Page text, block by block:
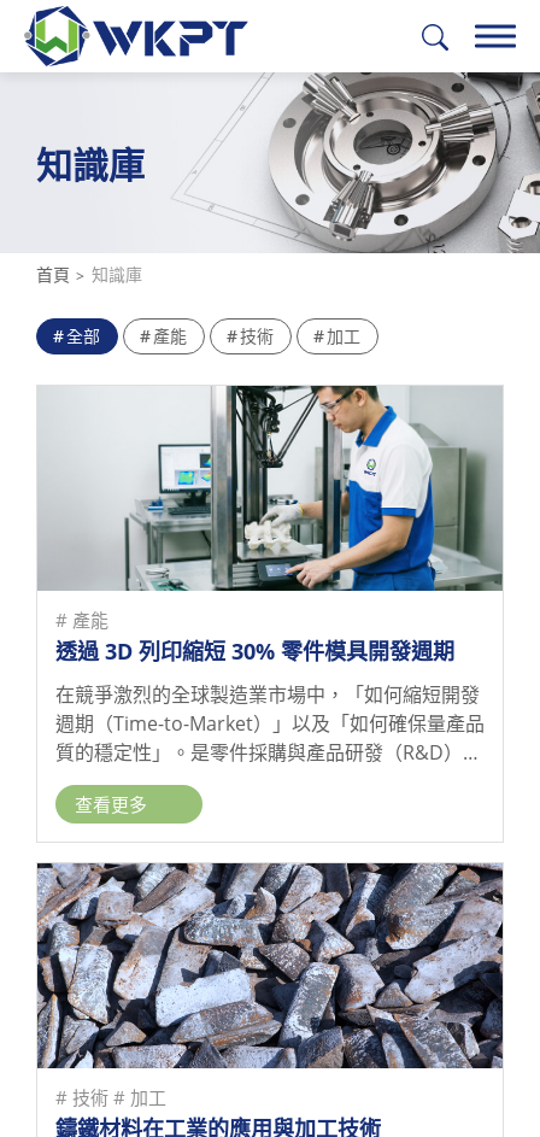
知識庫
首頁 知識庫
全部 產能 技術 加工
# 產能
透過 3D 列印縮短 30% 零件模具開發週期
在競爭激烈的全球製造業市場中，「如何縮短開發
週期（Time-to-Market）」以及「如何確保量產品
質的穩定性」。是零件採購與產品研發（R&D）最
關心的問題。
查看更多
# 技術 # 加工
鑄鐵材料在工業的應用與加工技術
English 日本語 Deutsch
解決方案
產業應用